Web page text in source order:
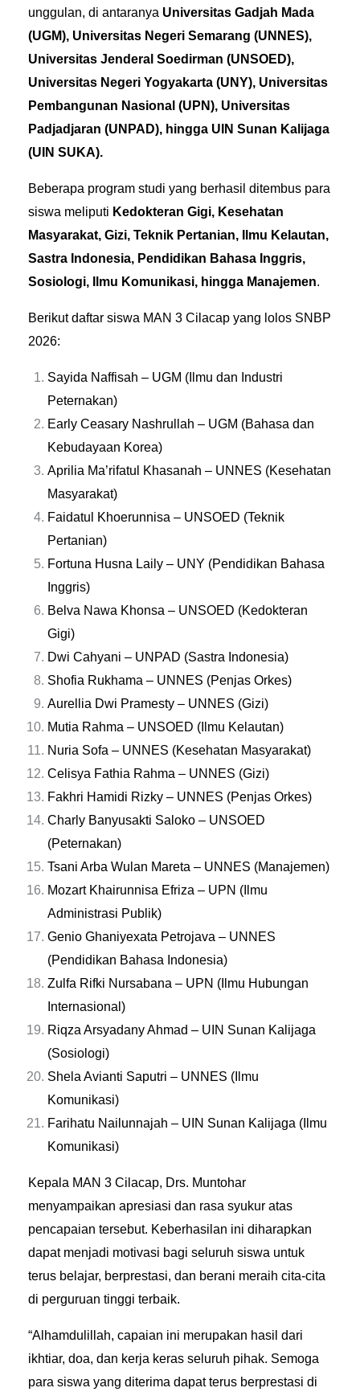
unggulan, di antaranya Universitas Gadjah Mada
(UGM), Universitas Negeri Semarang (UNNES),
Universitas Jenderal Soedirman (UNSOED),
Universitas Negeri Yogyakarta (UNY), Universitas
Pembangunan Nasional (UPN), Universitas
Padjadjaran (UNPAD), hingga UIN Sunan Kalijaga
(UIN SUKA).
Beberapa program studi yang berhasil ditembus para
siswa meliputi Kedokteran Gigi, Kesehatan
Masyarakat, Gizi, Teknik Pertanian, Ilmu Kelautan,
Sastra Indonesia, Pendidikan Bahasa Inggris,
Sosiologi, Ilmu Komunikasi, hingga Manajemen.
Berikut daftar siswa MAN 3 Cilacap yang lolos SNBP
2026:
Sayida Naffisah – UGM (Ilmu dan Industri
Peternakan)
Early Ceasary Nashrullah – UGM (Bahasa dan
Kebudayaan Korea)
Aprilia Ma’rifatul Khasanah – UNNES (Kesehatan
Masyarakat)
Faidatul Khoerunnisa – UNSOED (Teknik
Pertanian)
Fortuna Husna Laily – UNY (Pendidikan Bahasa
Inggris)
Belva Nawa Khonsa – UNSOED (Kedokteran
Gigi)
Dwi Cahyani – UNPAD (Sastra Indonesia)
Shofia Rukhama – UNNES (Penjas Orkes)
Aurellia Dwi Pramesty – UNNES (Gizi)
Mutia Rahma – UNSOED (Ilmu Kelautan)
Nuria Sofa – UNNES (Kesehatan Masyarakat)
Celisya Fathia Rahma – UNNES (Gizi)
Fakhri Hamidi Rizky – UNNES (Penjas Orkes)
Charly Banyusakti Saloko – UNSOED
(Peternakan)
Tsani Arba Wulan Mareta – UNNES (Manajemen)
Mozart Khairunnisa Efriza – UPN (Ilmu
Administrasi Publik)
Genio Ghaniyexata Petrojava – UNNES
(Pendidikan Bahasa Indonesia)
Zulfa Rifki Nursabana – UPN (Ilmu Hubungan
Internasional)
Riqza Arsyadany Ahmad – UIN Sunan Kalijaga
(Sosiologi)
Shela Avianti Saputri – UNNES (Ilmu
Komunikasi)
Farihatu Nailunnajah – UIN Sunan Kalijaga (Ilmu
Komunikasi)
Kepala MAN 3 Cilacap, Drs. Muntohar
menyampaikan apresiasi dan rasa syukur atas
pencapaian tersebut. Keberhasilan ini diharapkan
dapat menjadi motivasi bagi seluruh siswa untuk
terus belajar, berprestasi, dan berani meraih cita-cita
di perguruan tinggi terbaik.
“Alhamdulillah, capaian ini merupakan hasil dari
ikhtiar, doa, dan kerja keras seluruh pihak. Semoga
para siswa yang diterima dapat terus berprestasi di